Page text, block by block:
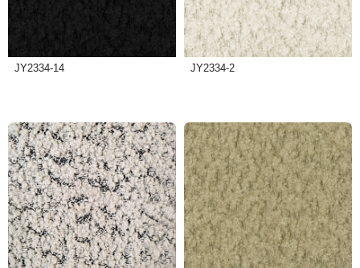
JY2334-14 JY2334-2